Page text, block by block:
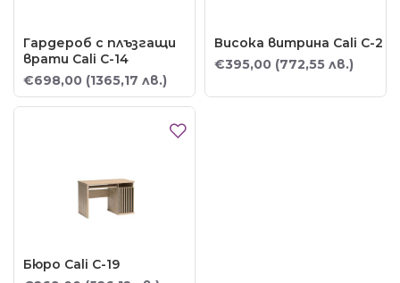
Гардероб с плъзгащи
врати Cali C-14
€698,00 (1365,17 лв.)
Висока витрина Cali C-2
€395,00 (772,55 лв.)
Бюро Cali C-19